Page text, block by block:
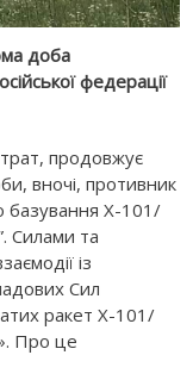
доба
федерації
продовжує
вночі, противник
базування Х-101/
Силами та
із
Сил
ракет Х-101/
Про це